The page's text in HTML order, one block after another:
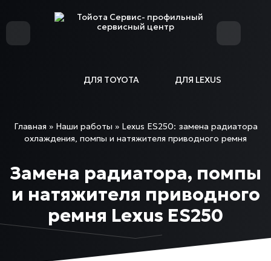
ДЛЯ TOYOTA ДЛЯ LEXUS
Главная » Наши работы » Lexus ES250: замена радиатора
охлаждения, помпы и натяжителя приводного ремня
Замена радиатора, помпы
и натяжителя приводного
ремня Lexus ES250